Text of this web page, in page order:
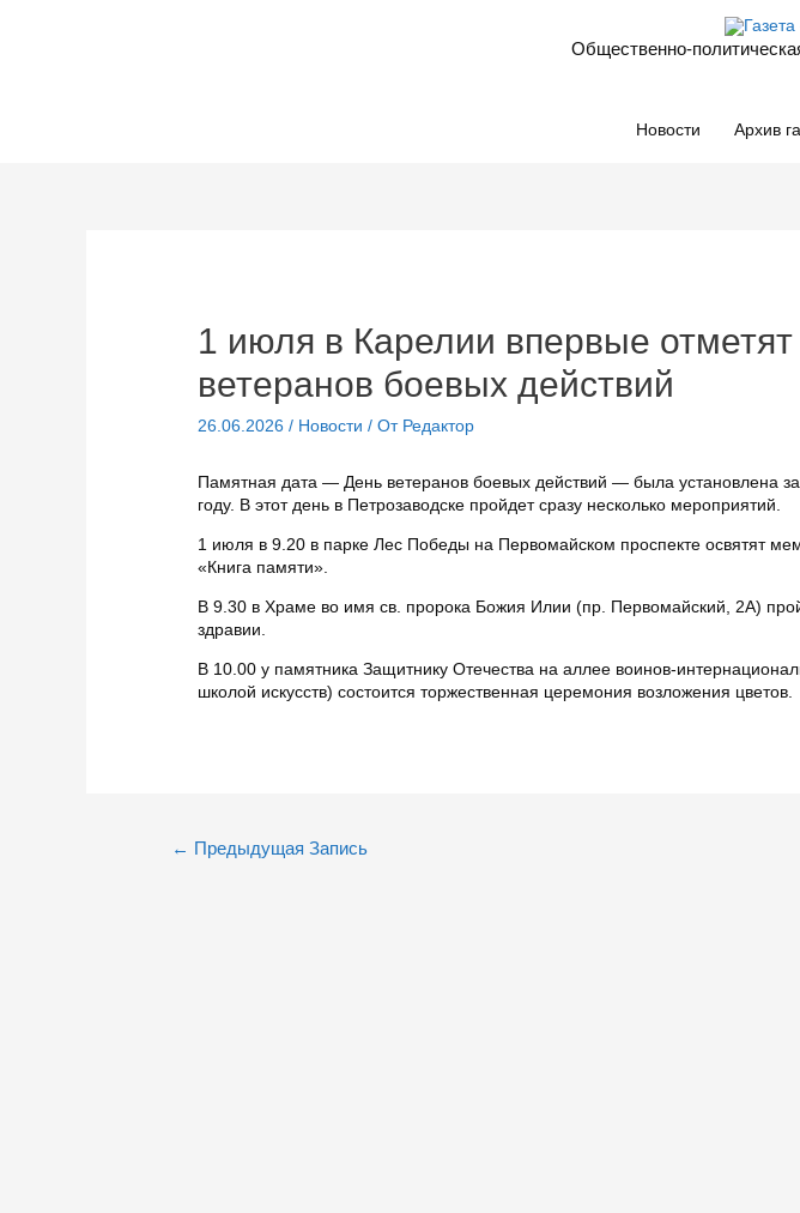
Общественно-
Новости Архив
1 июля в Карелии впервые
ветеранов боевых действий
26.06.2026 / Новости / От Редактор
Памятная дата — День ветеранов боевых действий — была установлена
году. В этот день в Петрозаводске пройдет сразу несколько мероприятий.
1 июля в 9.20 в парке Лес Победы на Первомайском проспекте освятят
«Книга памяти».
В 9.30 в Храме во имя св. пророка Божия Илии (пр. Первомайский, 2А)
здравии.
В 10.00 у памятника Защитнику Отечества на аллее воинов-
школой искусств) состоится торжественная церемония возложения цветов.
← Предыдущая Запись